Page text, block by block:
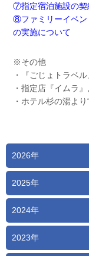
2026年
2025年
2024年
2023年
⑦指定宿泊施設の契
⑧ファミリーイベン
の実施について
※その他
・『ごじょトラベ
・指定店『イムラ
・ホテル杉の湯よ